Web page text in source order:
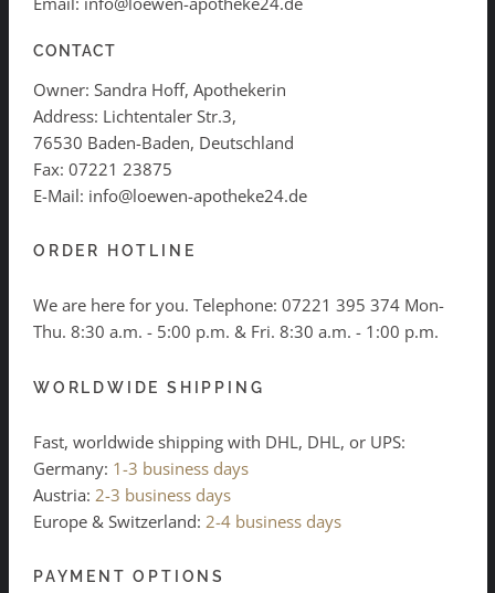
CONTACT
Owner: Sandra Hoff, Apothekerin
Address: Lichtentaler Str.3,
76530 Baden-Baden, Deutschland
Fax: 07221 23875
E-Mail: info@loewen-apotheke24.de
ORDER HOTLINE
We are here for you. Telephone: 07221 395 374 Mon-
Thu. 8:30 a.m. - 5:00 p.m. & Fri. 8:30 a.m. - 1:00 p.m.
WORLDWIDE SHIPPING
Fast, worldwide shipping with DHL, DHL, or UPS:
Germany: 1-3 business days
Austria: 2-3 business days
Europe & Switzerland: 2-4 business days
PAYMENT OPTIONS